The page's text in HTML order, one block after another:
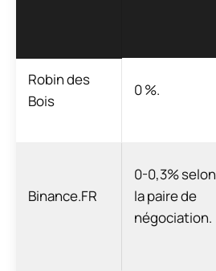
Robin des
Bois
0 %.
Binance.FR
0-0,3% selon
la paire de
négociation.